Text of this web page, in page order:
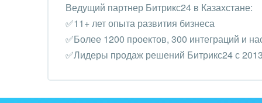
Внедрение Бизнес-
процессов
администрирование
Ведущий партнер Битрикс24 в Казахстане:
✅11+ лет опыта развития бизнеса
✅Более 1200 проектов, 300 интеграций и
✅Лидеры продаж решений Битрикс24 с